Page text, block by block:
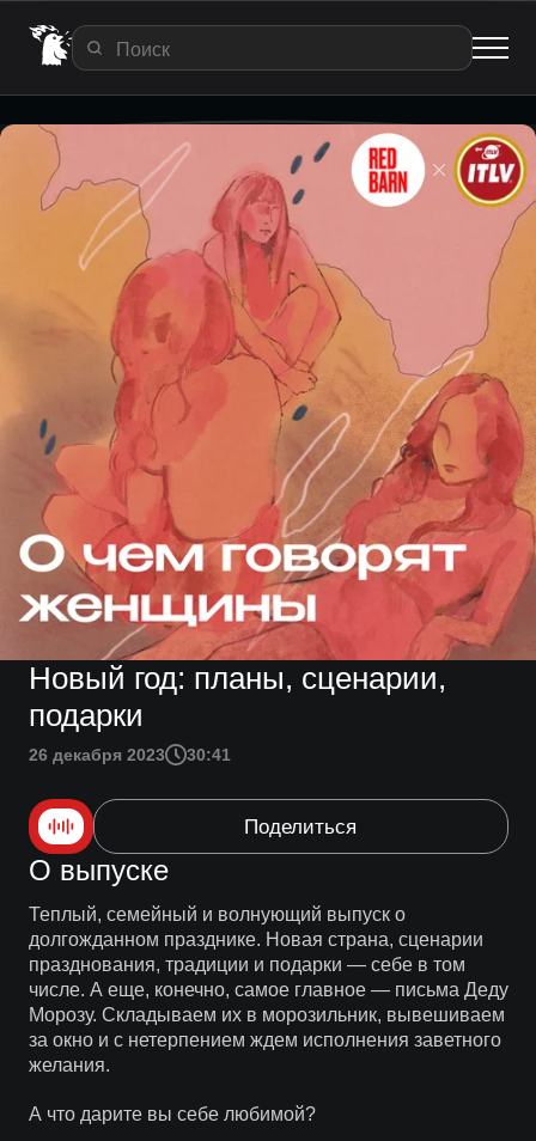
Новый год: планы, сценарии,
подарки
26 декабря 2023 30:41
Поделиться
О выпуске
Теплый, семейный и волнующий выпуск о
долгожданном празднике. Новая страна, сценарии
празднования, традиции и подарки — себе в том
числе. А еще, конечно, самое главное — письма Деду
Морозу. Складываем их в морозильник, вывешиваем
за окно и с нетерпением ждем исполнения заветного
желания.
А что дарите вы себе любимой?